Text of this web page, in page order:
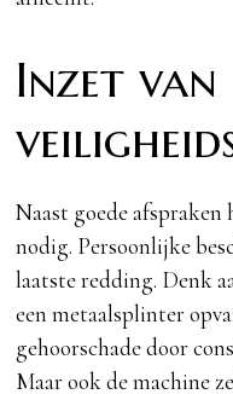
Inzet van
Naast goede afspraken
nodig. Persoonlijke
laatste redding. Denk
een metaalsplinter
gehoorschade door
Maar ook de machine